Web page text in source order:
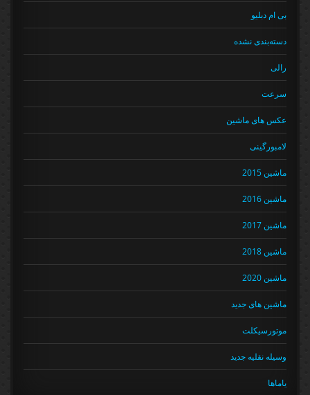
بی ام دبلیو
دسته‌بندی نشده
رالی
سرعت
عکس های ماشین
لامبورگینی
ماشین 2015
ماشین 2016
ماشین 2017
ماشین 2018
ماشین 2020
ماشین های جدید
موتورسیکلت
وسیله نقلیه جدید
یاماها